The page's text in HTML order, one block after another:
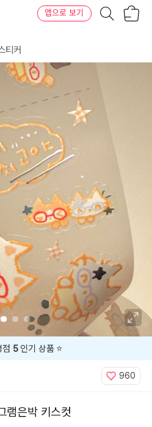
앱으로 보기
티커
점 5인기 상품 ⭐️
960
램은박 키스컷